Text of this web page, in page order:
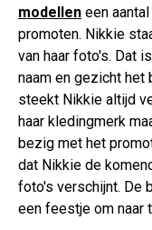
modellen een
promoten. Nikkie
van haar foto's. Dat
naam en gezicht het
steekt Nikkie altijd
haar kledingmerk
bezig met het
dat Nikkie de
foto's verschijnt. De
een feestje om naar